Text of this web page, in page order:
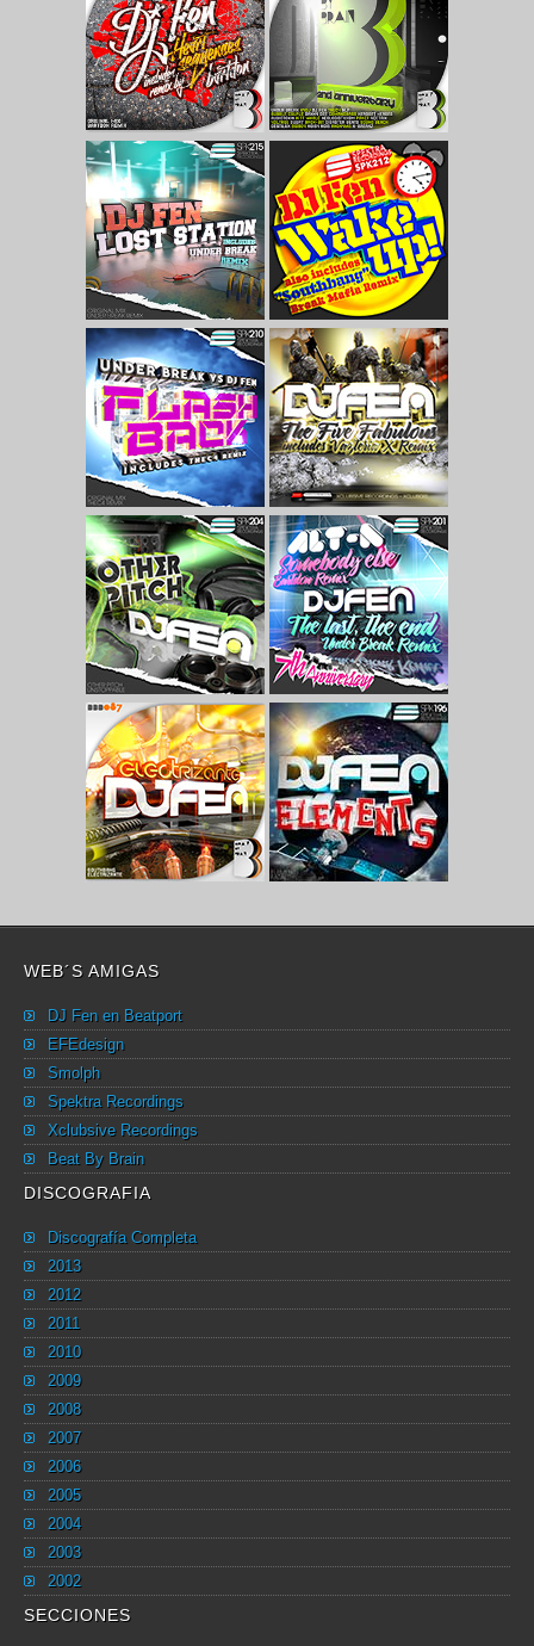
WEB´S AMIGAS
DJ Fen en Beatport
EFEdesign
Smolph
Spektra Recordings
Xclubsive Recordings
Beat By Brain
DISCOGRAFIA
Discografía Completa
2013
2012
2011
2010
2009
2008
2007
2006
2005
2004
2003
2002
SECCIONES